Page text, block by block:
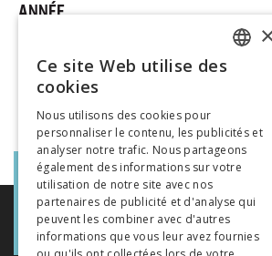
ANNÉE
ITALIAN
Ce site Web utilise des
cookies
Nous utilisons des cookies pour
personnaliser le contenu, les publicités et
analyser notre trafic. Nous partageons
également des informations sur votre
utilisation de notre site avec nos
partenaires de publicité et d'analyse qui
peuvent les combiner avec d'autres
informations que vous leur avez fournies